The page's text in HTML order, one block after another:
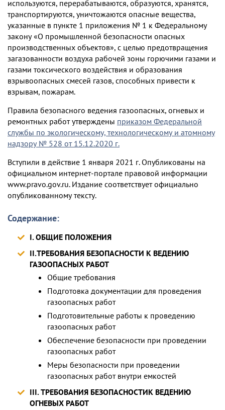
используются, перерабатываются, образуются, хранятся,
транспортируются, уничтожаются опасные вещества,
указанные в пункте 1 приложения № 1 к Федеральному
закону «О промышленной безопасности опасных
производственных объектов», с целью предотвращения
загазованности воздуха рабочей зоны горючими газами и
газами токсического воздействия и образования
взрывоопасных смесей газов, способных привести к
взрывам, пожарам.
Правила безопасного ведения газоопасных, огневых и
ремонтных работ утверждены приказом Федеральной
службы по экологическому, технологическому и атомному
надзору № 528 от 15.12.2020 г.
Вступили в действие 1 января 2021 г. Опубликованы на
официальном интернет-портале правовой информации
www.pravo.gov.ru. Издание соответствует официально
опубликованному тексту.
Содержание:
I. ОБЩИЕ ПОЛОЖЕНИЯ
II.ТРЕБОВАНИЯ БЕЗОПАСНОСТИ К ВЕДЕНИЮ
ГАЗООПАСНЫХ РАБОТ
Общие требования
Подготовка документации для проведения
газоопасных работ
Подготовительные работы к проведению
газоопасных работ
Обеспечение безопасности при проведении
газоопасных работ
Меры безопасности при проведении
газоопасных работ внутри емкостей
III. ТРЕБОВАНИЯ БЕЗОПАСНОСТИК ВЕДЕНИЮ
ОГНЕВЫХ РАБОТ